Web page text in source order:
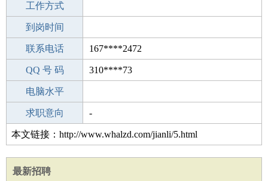
工作经验
工作方式
驾 照
到岗时间
期望月薪
联系电话 167****2472
手机号码 167****2472
QQ 号 码 310****73
微信号码
电脑水平
外语水平
求职意向 -
本文链接：http://www.whalzd.com/jianli/5.html
最新招聘